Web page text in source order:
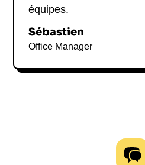
équipes.
Sébastien
Office Manager